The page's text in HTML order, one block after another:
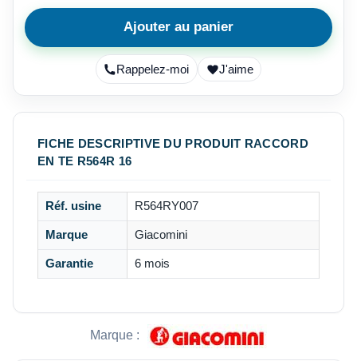
Ajouter au panier
Rappelez-moi J'aime
FICHE DESCRIPTIVE DU PRODUIT RACCORD
EN TE R564R 16
Réf. usine R564RY007
Marque Giacomini
Garantie 6 mois
Marque :